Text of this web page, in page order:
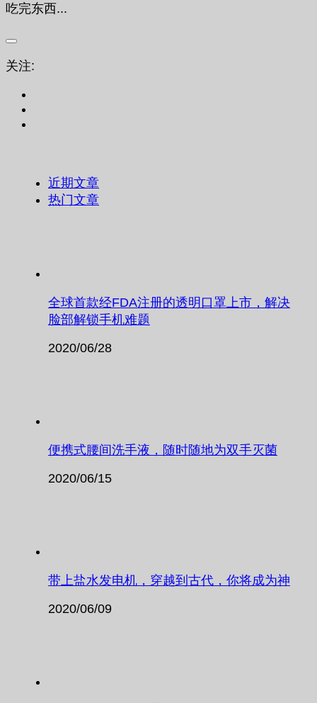
吃完东西...
关注:
近期文章
热门文章
全球首款经FDA注册的透明口罩上市，解决
脸部解锁手机难题
2020/06/28
便携式腰间洗手液，随时随地为双手灭菌
2020/06/15
带上盐水发电机，穿越到古代，你将成为神
2020/06/09